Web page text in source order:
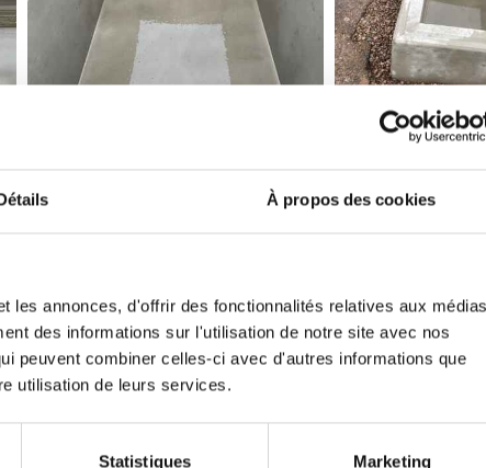
À propos des cookies
les annonces, d'offrir des fonctionnalités relatives aux médias
des informations sur l'utilisation de notre site avec nos
peuvent combiner celles-ci avec d'autres informations que
utilisation de leurs services.
Statistiques Marketing
monuments
monument qui parfois n’a pas été posé comme il
de demandes. Plaques de rhabillages
en béton fissuré etc.